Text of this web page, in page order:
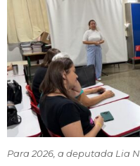
Para 2026, a deputada Lia